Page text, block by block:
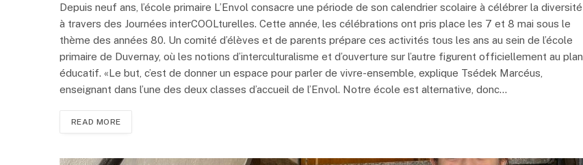
Depuis neuf ans, l’école primaire L’Envol consacre une période de son calendrier scolaire à célébrer la diversité
à travers des Journées interCOOLturelles. Cette année, les célébrations ont pris place les 7 et 8 mai sous le
thème des années 80. Un comité d’élèves et de parents prépare ces activités tous les ans au sein de l’école
primaire de Duvernay, où les notions d’interculturalisme et d’ouverture sur l’autre figurent officiellement au plan
éducatif. «Le but, c’est de donner un espace pour parler de vivre-ensemble, explique Tsédek Marcéus,
enseignant dans l’une des deux classes d’accueil de l’Envol. Notre école est alternative, donc…
READ MORE